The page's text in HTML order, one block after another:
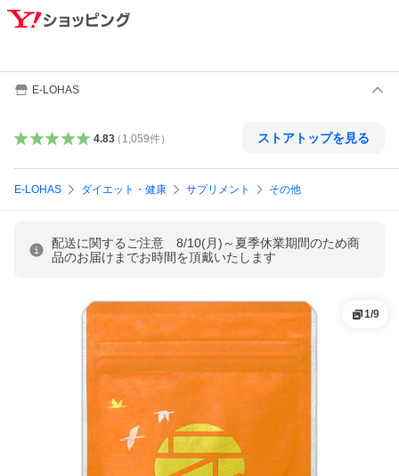
E-LOHAS
4.83（ 1,059件） ストアトップを見る
E-LOHAS ダイエット・健康 サプリメント その他
配送に関するご注意 8/10(月)～夏季休業期間のため商
品のお届けまでお時間を頂戴いたします
1/9